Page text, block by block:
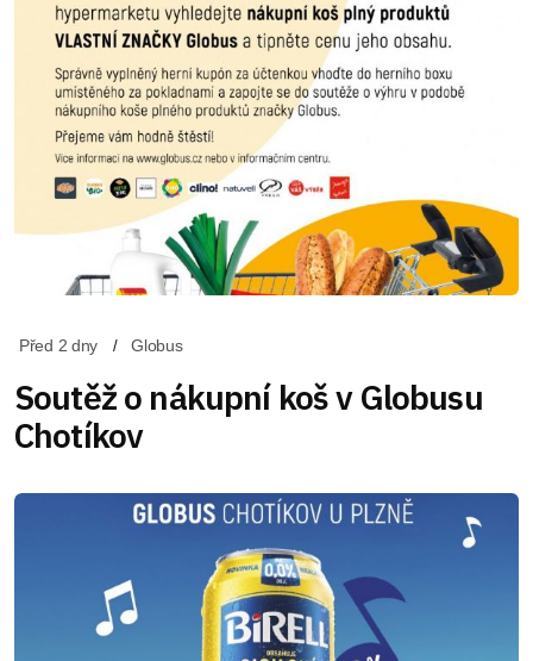
Před 2 dny Globus
Soutěž o nákupní koš v Globusu
Chotíkov